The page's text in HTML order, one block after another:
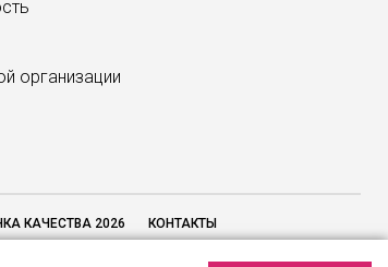
организации
КАЧЕСТВА 2026 КОНТАКТЫ